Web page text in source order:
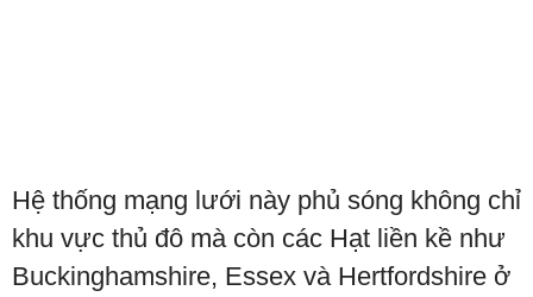
Hệ thống mạng lưới này phủ sóng không chỉ
khu vực thủ đô mà còn các Hạt liền kề như
Buckinghamshire, Essex và Hertfordshire ở